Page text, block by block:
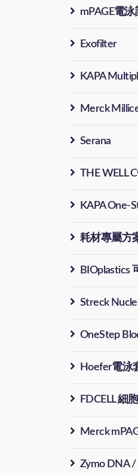
mPAGE電
Exofilter
KAPA
Merck
Serana
THE WELL
KAPA One-
耗材專屬方
BIOplastics
Streck
OneStep
Hoefer電泳
FDCELL 細
Merck
Zymo DNA /